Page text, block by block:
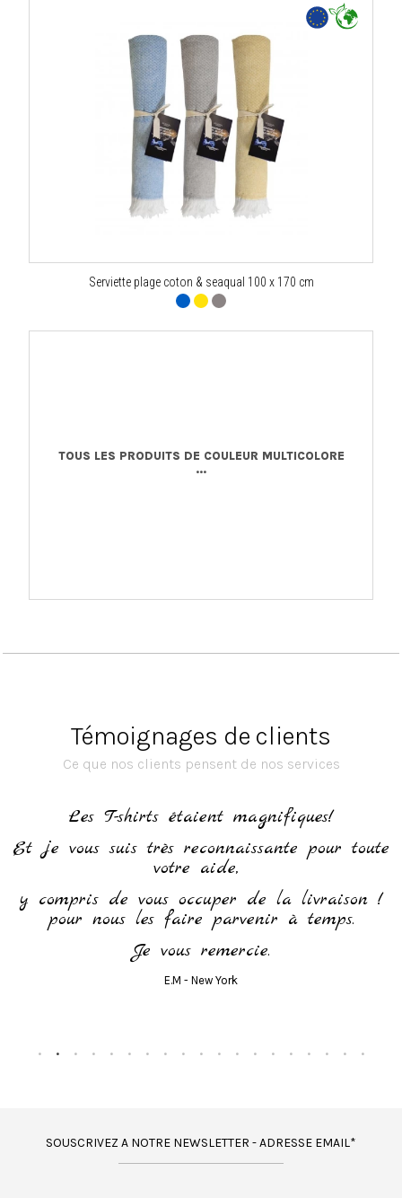
Serviette plage coton & seaqual 100 x 170 cm
TOUS LES PRODUITS DE COULEUR MULTICOLORE
...
Témoignages de clients
Ce que nos clients pensent de nos services
Les T-shirts étaient magnifiques!
Et je vous suis très reconnaissante pour toute
votre aide,
y compris de vous occuper de la livraison !
pour nous les faire parvenir à temps.
Je vous remercie.
E.M - New York
SOUSCRIVEZ A NOTRE NEWSLETTER - ADRESSE EMAIL*